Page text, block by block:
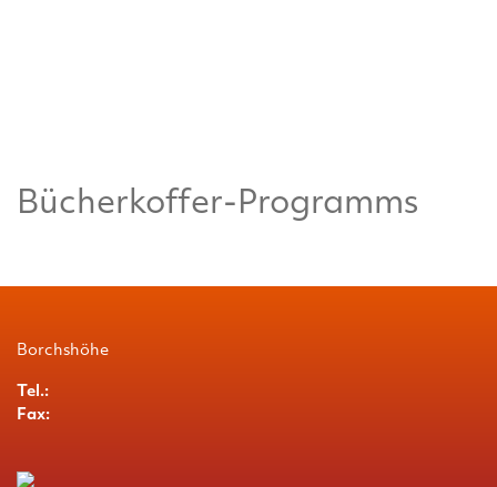
Bücherkoffer-Programms
Borchshöhe
Tel.:
Fax: